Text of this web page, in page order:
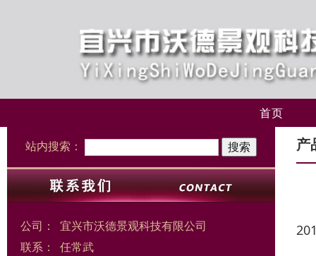
首页
站内搜索：
公司：
宜兴市沃德景观科技有限公司
联系：
任常武
产